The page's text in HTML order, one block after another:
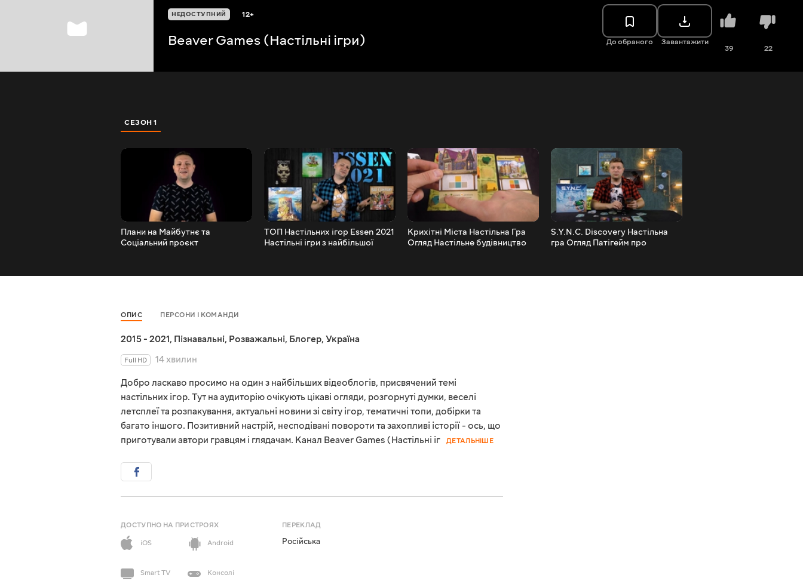
НЕДОСТУПНИЙ 12+
Beaver Games (Настільні ігри) До обраного Завантажити
39 22
СЕЗОН 1
Плани на Майбутнє та
Соціальний проєкт
ТОП Настільних ігор Essen 2021
Настільні ігри з найбільшої
Крихітні Міста Настільна Гра
Огляд Настільне будівництво
S.Y.N.С. Discovery Настільна
гра Огляд Патігейм про
ОПИС ПЕРСОНИ І КОМАНДИ
2015 - 2021, Пізнавальні, Розважальні, Блогер, Україна
Full HD
14 хвилин
Добро ласкаво просимо на один з найбільших відеоблогів, присвячений темі
настільних ігор. Тут на аудиторію очікують цікаві огляди, розгорнуті думки, веселі
летсплеї та розпакування, актуальні новини зі світу ігор, тематичні топи, добірки та
багато іншого. Позитивний настрій, несподівані повороти та захопливі історії - ось, що
приготували автори гравцям і глядачам. Канал Beaver Games (Настільні іг
ДЕТАЛЬНІШЕ
ДОСТУПНО НА ПРИСТРОЯХ
iOS
Android
Smart TV Консолі
ПЕРЕКЛАД
Російська